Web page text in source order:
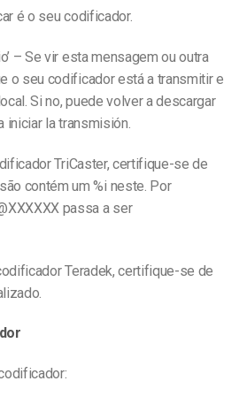
é o seu codificador.
– Se vir esta mensagem ou outra
o seu codificador está a transmitir e
Si no, puede volver a descargar
iniciar la transmisión.
TriCaster, certifique-se de
contém um %i neste. Por
passa a ser
Teradek, certifique-se de